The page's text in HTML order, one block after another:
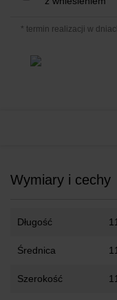
* termin realizacji w
Wymiary i cechy
Długość
Średnica
Szerokość